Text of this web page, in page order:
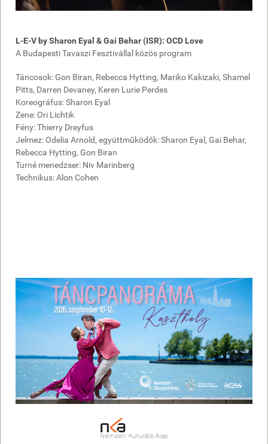
L-E-V by Sharon Eyal & Gai Behar (ISR): OCD Love
A Budapesti Tavaszi Fesztivállal közös program
Táncosok: Gon Biran, Rebecca Hytting, Mariko Kakizaki, Shamel
Pitts, Darren Devaney, Keren Lurie Perdes
Koreográfus: Sharon Eyal
Zene: Ori Lichtik
Fény: Thierry Dreyfus
Jelmez: Odelia Arnold, együttműködők: Sharon Eyal, Gai Behar,
Rebecca Hytting, Gon Biran
Turné menedzser: Niv Marinberg
Technikus: Alon Cohen